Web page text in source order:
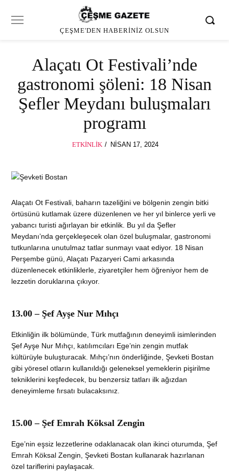
ÇEŞME'DEN HABERINIZ OLSUN
Alaçatı Ot Festivali’nde
gastronomi şöleni: 18 Nisan
Şefler Meydanı buluşmaları
programı
ETKINLIK
POSTED
NISAN 17, 2024NISAN
Alaçatı Ot Festivali, baharın tazeliğini ve bölgenin zengin bitki
örtüsünü kutlamak üzere düzenlenen ve her yıl binlerce yerli ve
yabancı turisti ağırlayan bir etkinlik. Bu yıl da Şefler
Meydanı’nda gerçekleşecek olan özel buluşmalar, gastronomi
tutkunlarına unutulmaz tatlar sunmayı vaat ediyor. 18 Nisan
Perşembe günü, Alaçatı Pazaryeri Cami arkasında
düzenlenecek etkinliklerle, ziyaretçiler hem öğreniyor hem de
lezzetin doruklarına çıkıyor.
13.00 – Şef Ayşe Nur Mıhçı
Etkinliğin ilk bölümünde, Türk mutfağının deneyimli isimlerinden
Şef Ayşe Nur Mıhçı, katılımcıları Ege’nin zengin mutfak
kültürüyle buluşturacak. Mıhçı’nın önderliğinde, Şevketi Bostan
gibi yöresel otların kullanıldığı geleneksel yemeklerin pişirilme
tekniklerini keşfedecek, bu benzersiz tatları ilk ağızdan
deneyimleme fırsatı bulacaksınız.
15.00 – Şef Emrah Köksal Zengin
Ege’nin eşsiz lezzetlerine odaklanacak olan ikinci oturumda, Şef
Emrah Köksal Zengin, Şevketi Bostan kullanarak hazırlanan
özel tariflerini paylaşacak.